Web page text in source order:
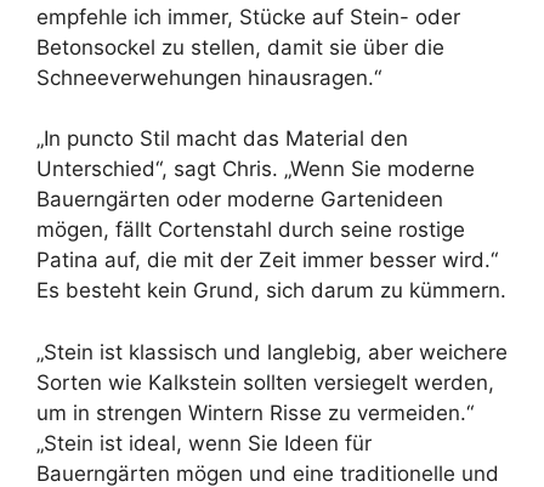
empfehle ich immer, Stücke auf Stein- oder
Betonsockel zu stellen, damit sie über die
Schneeverwehungen hinausragen.“
„In puncto Stil macht das Material den
Unterschied“, sagt Chris. „Wenn Sie moderne
Bauerngärten oder moderne Gartenideen
mögen, fällt Cortenstahl durch seine rostige
Patina auf, die mit der Zeit immer besser wird.“
Es besteht kein Grund, sich darum zu kümmern.
„Stein ist klassisch und langlebig, aber weichere
Sorten wie Kalkstein sollten versiegelt werden,
um in strengen Wintern Risse zu vermeiden.“
„Stein ist ideal, wenn Sie Ideen für
Bauerngärten mögen und eine traditionelle und